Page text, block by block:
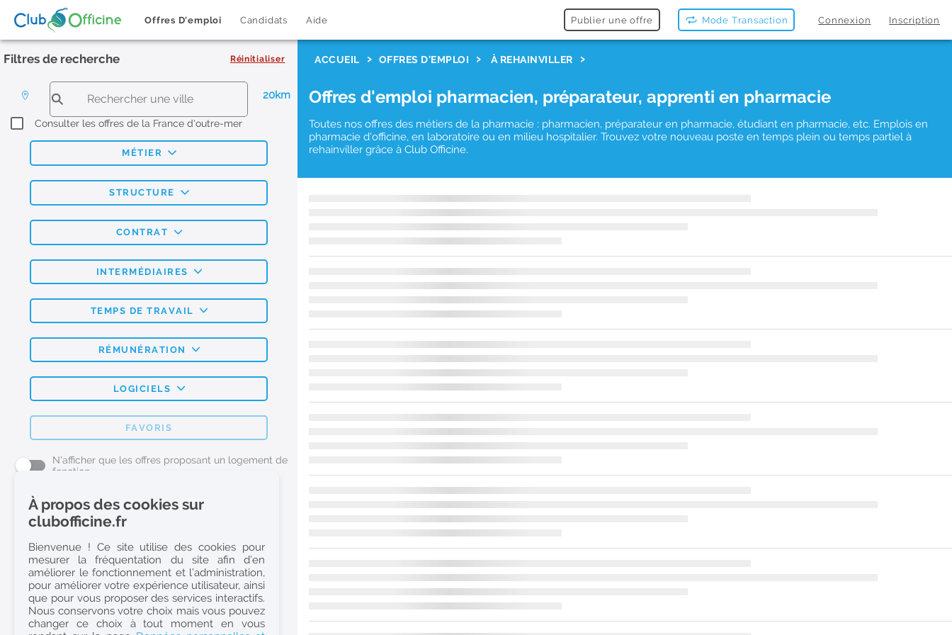
Offres D'emploi Candidats Aide Publier une offre Mode Transaction Connexion Inscription
Filtres de recherche Réinitialiser
20km
Consulter les offres de la France d'outre-mer
MÉTIER
STRUCTURE
CONTRAT
INTERMÉDIAIRES
TEMPS DE TRAVAIL
RÉMUNÉRATION
LOGICIELS
FAVORIS
N'afficher que les offres proposant un logement de
fonction
L'emploi Pharmacie par métier
Pharmacien (H/F)
Préparateur en Pharmacie (H/F)
Etudiant en Pharmacie (H/F)
Etudiant en Pharmacie 6e année validée (H/F)
Conseiller Dermo Cosmetique - Esthéticienne (H/F)
ACCUEIL OFFRES D'EMPLOI À REHAINVILLER
Offres d'emploi pharmacien, préparateur, apprenti en pharmacie
Toutes nos offres des métiers de la pharmacie : pharmacien, préparateur en pharmacie, étudiant en pharmacie, etc. Emplois en
pharmacie d'officine, en laboratoire ou en milieu hospitalier. Trouvez votre nouveau poste en temps plein ou temps partiel à
rehainviller grâce à Club Officine.
À propos des cookies sur
clubofficine.fr
Bienvenue ! Ce site utilise des cookies pour
mesurer la fréquentation du site afin d’en
améliorer le fonctionnement et l’administration,
pour améliorer votre expérience utilisateur, ainsi
que pour vous proposer des services interactifs.
Nous conservons votre choix mais vous pouvez
changer ce choix à tout moment en vous